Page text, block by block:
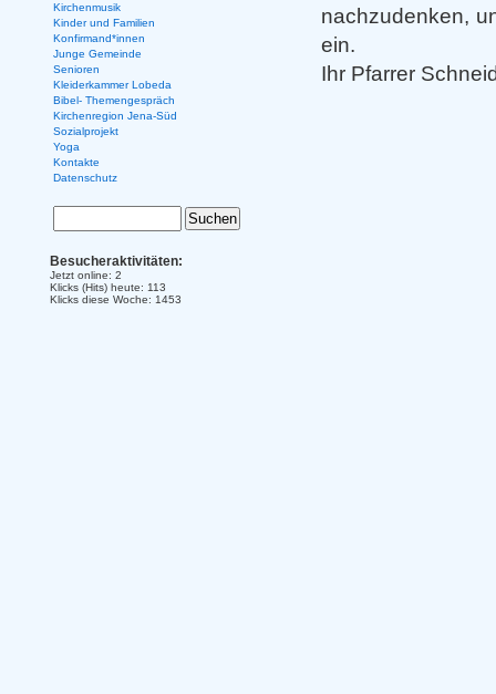
nachzudenken,
ein.
Ihr Pfarrer
Kirchenmusik
Kinder und Familien
Konfirmand*innen
Junge Gemeinde
Senioren
Kleiderkammer Lobeda
Bibel- Themengespräch
Kirchenregion Jena-Süd
Sozialprojekt
Yoga
Kontakte
Datenschutz
Besucheraktivitäten:
Jetzt online: 2
Klicks (Hits) heute: 113
Klicks diese Woche: 1453